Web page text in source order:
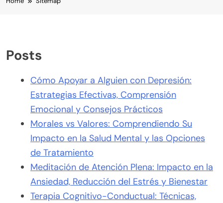
to
Posts
Cómo Apoyar a Alguien con Depresión:
Estrategias Efectivas, Comprensión
Emocional y Consejos Prácticos
Morales vs Valores: Comprendiendo Su
Impacto en la Salud Mental y las Opciones
de Tratamiento
Meditación de Atención Plena: Impacto en la
Ansiedad, Reducción del Estrés y Bienestar
Terapia Cognitivo-Conductual: Técnicas,